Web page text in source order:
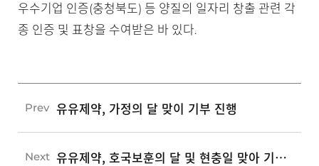
우수기업 인증(충청북도) 등 양질의 일자리 창출 관련 각
종 인증 및 표창을 수여받은 바 있다.
Prev 유유제약, 가정의 달 맞이 기부 진행
Next 유유제약, 호국보훈의 달 및 현충일 맞아 기부 진행